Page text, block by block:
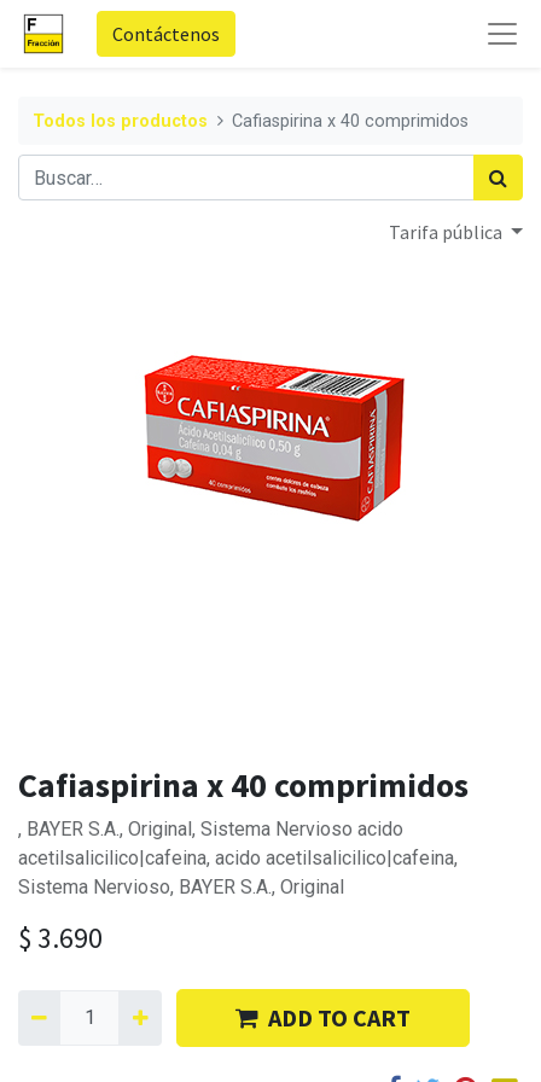
Contáctenos
Todos los productos Cafiaspirina x 40 comprimidos
Tarifa pública
Cafiaspirina x 40 comprimidos
, BAYER S.A., Original, Sistema Nervioso acido
acetilsalicilico|cafeina, acido acetilsalicilico|cafeina,
Sistema Nervioso, BAYER S.A., Original
$ 3.690
ADD TO CART